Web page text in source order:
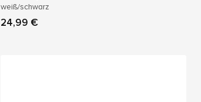
weiß/schwarz
24,99 €